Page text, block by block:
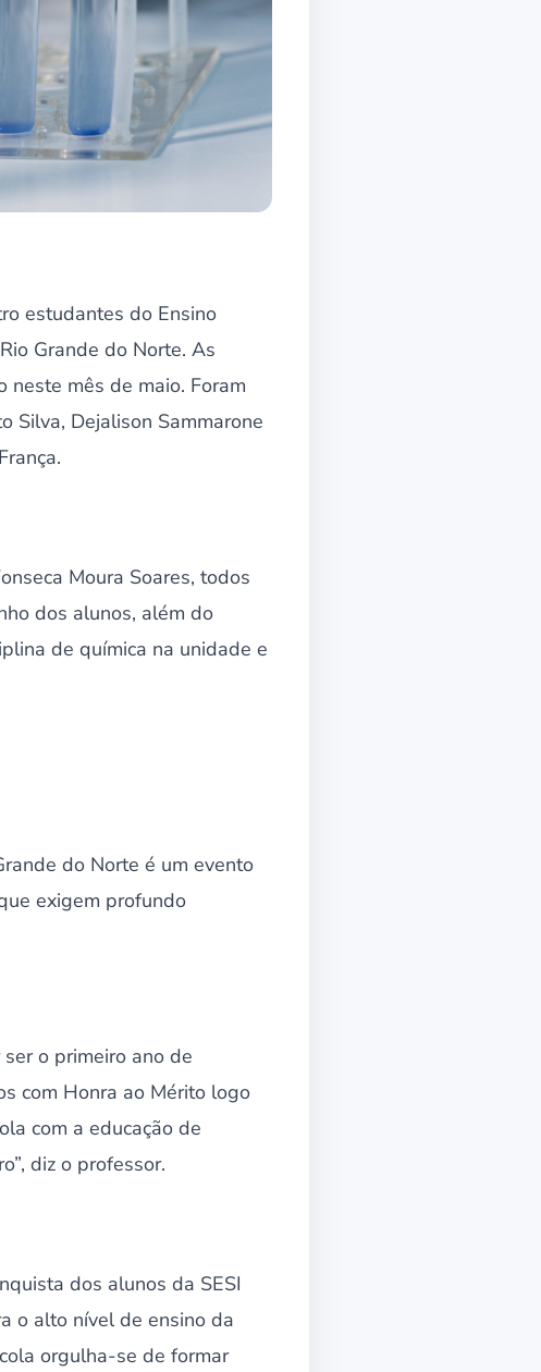
estudantes do Ensino
Grande do Norte. As
mês de maio. Foram
Silva, Dejalison Sammarone
Moura Soares, todos
dos alunos, além do
de química na unidade e
do Norte é um evento
exigem profundo
o primeiro ano de
com Honra ao Mérito logo
com a educação de
diz o professor.
dos alunos da SESI
o alto nível de ensino da
orgulha-se de formar